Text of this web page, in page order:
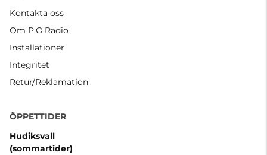
Kontakta oss
Om P.O.Radio
Installationer
Integritet
Retur/Reklamation
ÖPPETTIDER
Hudiksvall
(sommartider)